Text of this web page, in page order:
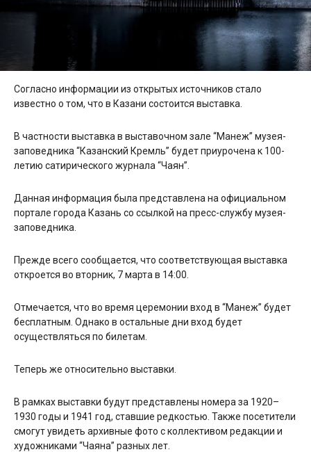
Согласно информации из открытых источников стало
известно о том, что в Казани состоится выставка.
В частности выставка в выставочном зале “Манеж” музея-
заповедника “Казанский Кремль” будет приурочена к 100-
летию сатирического журнала “Чаян”.
Данная информация была представлена на официальном
портале города Казань со ссылкой на пресс-службу музея-
заповедника.
Прежде всего сообщается, что соответствующая выставка
откроется во вторник, 7 марта в 14:00.
Отмечается, что во время церемонии вход в “Манеж” будет
бесплатным. Однако в остальные дни вход будет
осуществляться по билетам.
Теперь же относительно выставки.
В рамках выставки будут представлены номера за 1920–
1930 годы и 1941 год, ставшие редкостью. Также посетители
смогут увидеть архивные фото с коллективом редакции и
художниками “Чаяна” разных лет.